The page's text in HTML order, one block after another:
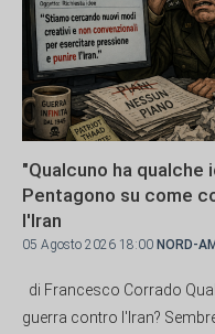
"Qualcuno ha qualche
Pentagono su come
l'Iran
05 Agosto 2026 18:00 NORD-
di Francesco Corrado
guerra contro l'Iran?